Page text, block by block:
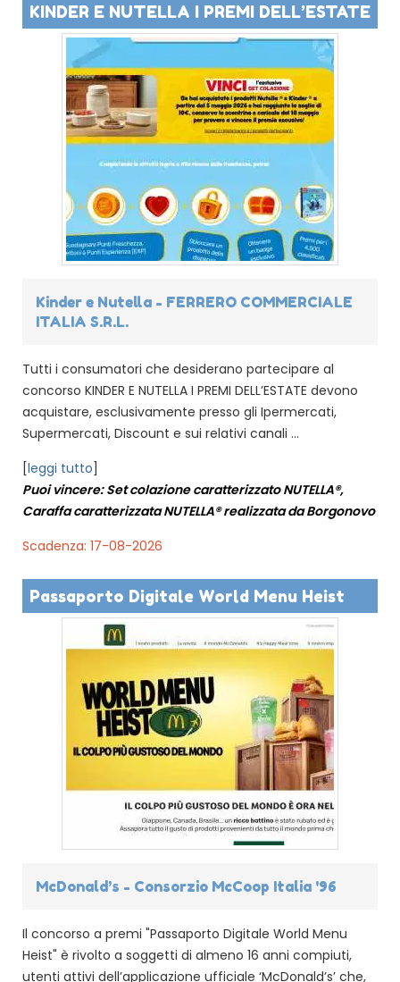
KINDER E NUTELLA I PREMI DELL’ESTATE
Kinder e Nutella - FERRERO COMMERCIALE
ITALIA S.R.L.
Tutti i consumatori che desiderano partecipare al
concorso KINDER E NUTELLA I PREMI DELL’ESTATE devono
acquistare, esclusivamente presso gli Ipermercati,
Supermercati, Discount e sui relativi canali ...
[leggi tutto]
Puoi vincere: Set colazione caratterizzato NUTELLA®,
Caraffa caratterizzata NUTELLA® realizzata da Borgonovo
Scadenza: 17-08-2026
Passaporto Digitale World Menu Heist
McDonald’s - Consorzio McCoop Italia '96
Il concorso a premi "Passaporto Digitale World Menu
Heist" è rivolto a soggetti di almeno 16 anni compiuti,
utenti attivi dell’applicazione ufficiale ‘McDonald’s’ che,